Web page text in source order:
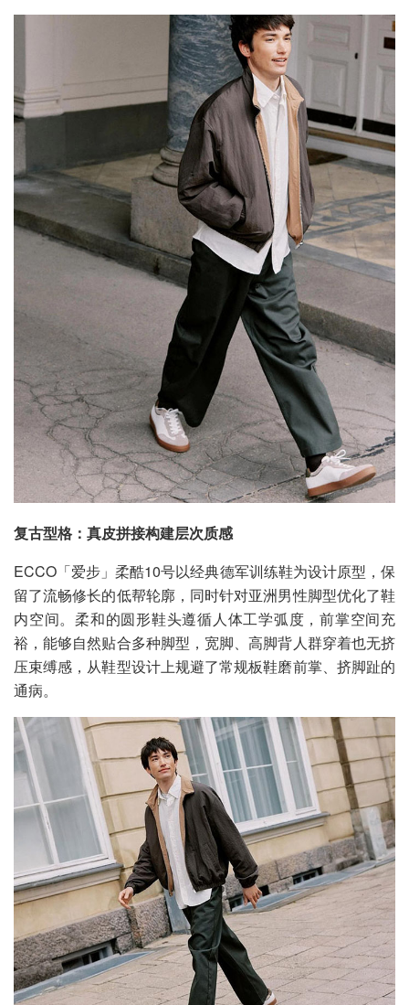
复古型格：真皮拼接构建层次质感
ECCO「爱步」柔酷10号以经典德军训练鞋为设计原型，保
留了流畅修长的低帮轮廓，同时针对亚洲男性脚型优化了鞋
内空间。柔和的圆形鞋头遵循人体工学弧度，前掌空间充
裕，能够自然贴合多种脚型，宽脚、高脚背人群穿着也无挤
压束缚感，从鞋型设计上规避了常规板鞋磨前掌、挤脚趾的
通病。